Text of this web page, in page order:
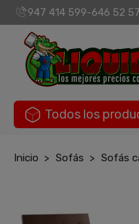
947 414 599-646 52
Todos los
Inicio Sofás Sofás